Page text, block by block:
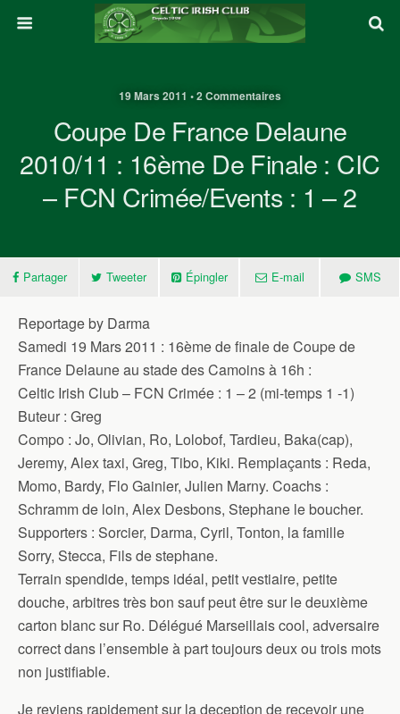
19 Mars 2011 • 2 Commentaires
Coupe De France Delaune
2010/11 : 16ème De Finale : CIC
– FCN Crimée/Events : 1 – 2
Partager Tweeter Épingler E-mail SMS
Reportage by Darma
Samedi 19 Mars 2011 : 16ème de finale de Coupe de
France Delaune au stade des Camoins à 16h :
Celtic Irish Club – FCN Crimée : 1 – 2 (mi-temps 1 -1)
Buteur : Greg
Compo : Jo, Olivian, Ro, Lolobof, Tardieu, Baka(cap),
Jeremy, Alex taxi, Greg, Tibo, Kiki. Remplaçants : Reda,
Momo, Bardy, Flo Gainier, Julien Marny. Coachs :
Schramm de loin, Alex Desbons, Stephane le boucher.
Supporters : Sorcier, Darma, Cyril, Tonton, la famille
Sorry, Stecca, Fils de stephane.
Terrain spendide, temps idéal, petit vestiaire, petite
douche, arbitres très bon sauf peut être sur le deuxième
carton blanc sur Ro. Délégué Marseillais cool, adversaire
correct dans l’ensemble à part toujours deux ou trois mots
non justifiable.
Je reviens rapidement sur la deception de recevoir une